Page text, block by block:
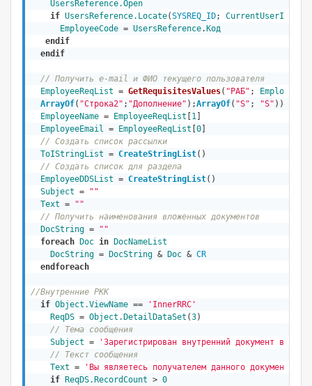
UsersReference.Open
if UsersReference.Locate(SYSREQ_ID; CurrentUserID
EmployeeCode = UsersReference. Код
endif
endif
// Получить e-mail и ФИО текущего пользователя
EmployeeReqList = GetRequisitesValues( "РАБ" ;
ArrayOf( "Строка2" ; "Дополнение" );ArrayOf( "S" ; "S" ))
EmployeeName = EmployeeReqList 1
EmployeeEmail = EmployeeReqList 0
// Создать список рассылки
ToIStringList = CreateStringList()
// Создать список для раздела
EmployeeDDSList = CreateStringList()
Subject =
""
Text =
""
// Получить наименования вложенных документов
DocString =
""
foreach
Doc in
DocNameList
DocString = DocString & Doc & CR
endforeach
//Внутренние РКК
if Object .ViewName ==
'InnerRRC'
ReqDS = Object .DetailDataSet (3)
// Тема сообщения
Subject =
'Зарегистрирован внутренний документ в
// Текст сообщения
Text =
'Вы являетесь получателем данного документа
if
ReqDS.RecordCount > 0